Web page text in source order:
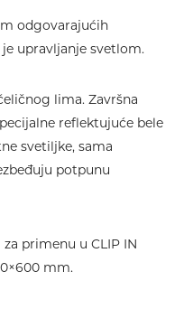
odgovarajućih
upravljanje svetlom.
lima. Završna
reflektujuće bele
svetiljke, sama
potpunu
primenu u CLIP IN
mm.